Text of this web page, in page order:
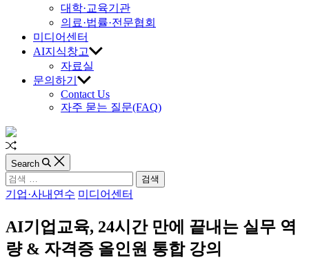
원
대학·교육기관
의료·법률·전문협회
미디어센터
AI지식창고
자료실
문의하기
Contact Us
자주 묻는 질문(FAQ)
Random
Article
Search
검
색:
Categories
기업·사내연수 미디어센터
AI기업교육, 24시간 만에 끝내는 실무 역
량 & 자격증 올인원 통합 강의